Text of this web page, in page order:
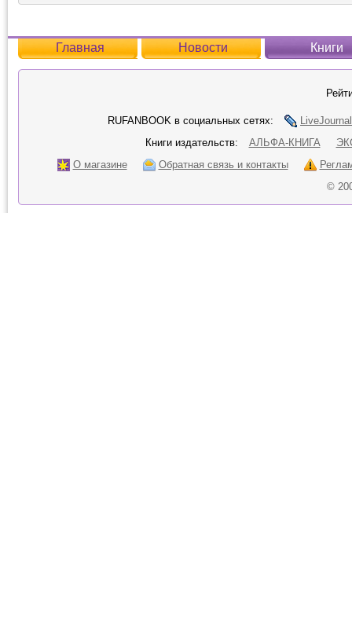
Главная Новости Книги
RUFANBOOK в социальных сетях:
LiveJournal
Книги издательств:
АЛЬФА-КНИГА
О магазине
Обратная связь и контакты
©